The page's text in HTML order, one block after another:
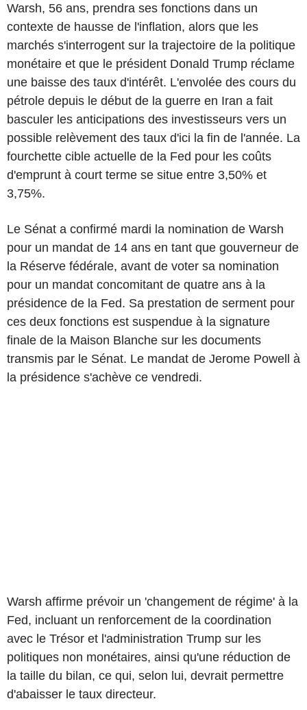
Warsh, 56 ans, prendra ses fonctions dans un
contexte de hausse de l'inflation, alors que les
marchés s'interrogent sur la trajectoire de la politique
monétaire et que le président Donald Trump réclame
une baisse des taux d'intérêt. L'envolée des cours du
pétrole depuis le début de la guerre en Iran a fait
basculer les anticipations des investisseurs vers un
possible relèvement des taux d'ici la fin de l'année. La
fourchette cible actuelle de la Fed pour les coûts
d'emprunt à court terme se situe entre 3,50% et
3,75%.
Le Sénat a confirmé mardi la nomination de Warsh
pour un mandat de 14 ans en tant que gouverneur de
la Réserve fédérale, avant de voter sa nomination
pour un mandat concomitant de quatre ans à la
présidence de la Fed. Sa prestation de serment pour
ces deux fonctions est suspendue à la signature
finale de la Maison Blanche sur les documents
transmis par le Sénat. Le mandat de Jerome Powell à
la présidence s'achève ce vendredi.
Warsh affirme prévoir un 'changement de régime' à la
Fed, incluant un renforcement de la coordination
avec le Trésor et l'administration Trump sur les
politiques non monétaires, ainsi qu'une réduction de
la taille du bilan, ce qui, selon lui, devrait permettre
d'abaisser le taux directeur.